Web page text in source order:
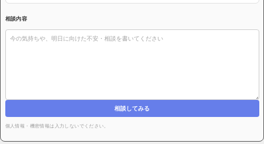
相談内容
相談してみる
個人情報・機密情報は入力しないでください。